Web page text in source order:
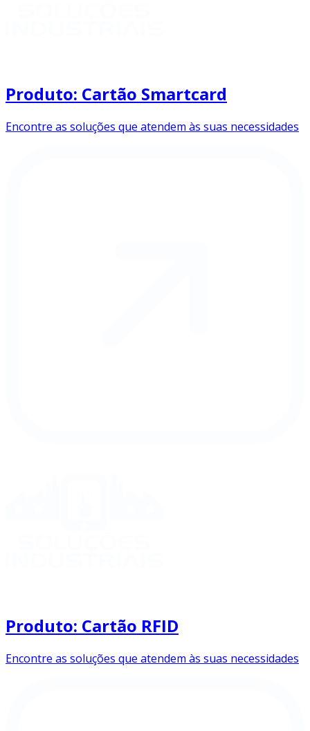
Produto: Cartão Smartcard
Encontre as soluções que atendem às suas necessidades
Produto: Cartão RFID
Encontre as soluções que atendem às suas necessidades